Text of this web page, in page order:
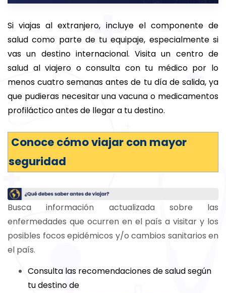
Si viajas al extranjero, incluye el componente de
salud como parte de tu equipaje, especialmente si
vas un destino internacional. Visita un centro de
salud al viajero o consulta con tu médico por lo
menos cuatro semanas antes de tu día de salida, ya
que pudieras necesitar una vacuna o medicamentos
profiláctico antes de llegar a tu destino.
Conoce cómo viajar con mayor
seguridad
Busca información actualizada sobre las
enfermedades que ocurren en el país a visitar y los
posibles focos epidémicos y/o cambios sanitarios en
el país.
Consulta las recomendaciones de salud según
tu destino de